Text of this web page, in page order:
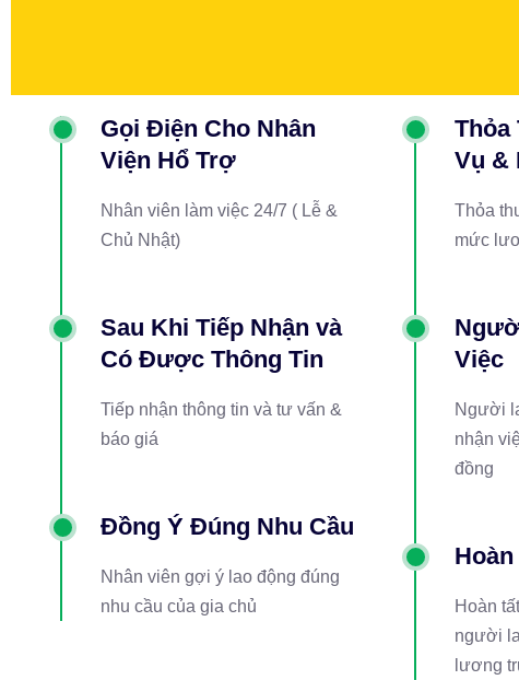
Gọi Điện Cho Nhân
Viện Hổ Trợ
Nhân viên làm việc 24/7 ( Lễ &
Chủ Nhật)
Sau Khi Tiếp Nhận và
Có Được Thông Tin
Tiếp nhận thông tin và tư vấn &
báo giá
Đồng Ý Đúng Nhu Cầu
Nhân viên gợi ý lao động đúng
nhu cầu của gia chủ
Thỏa
Vụ &
Thỏa
mức
Việc
Người
nhận
đồng
Hoàn
người
lương